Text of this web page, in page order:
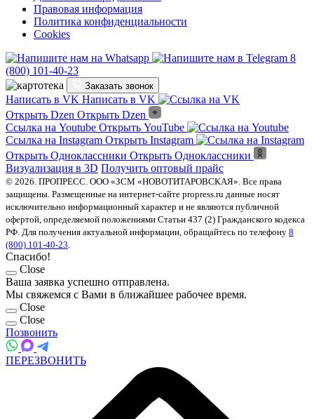
Правовая информация
Политика конфиденциальности
Cookies
8
(800) 101-40-23
Заказать звонок
Написать в VK Написать в VK
Открыть Dzen Открыть Dzen
Ссылка на Youtube Открыть YouTube
Ссылка на Instagram Открыть Instagram
Открыть Одноклассники Открыть Одноклассники
Визуализация в 3D Получить оптовый прайс
© 2026. ПРОПРЕСС. ООО «ЗСМ «НОВОТИТАРОВСКАЯ». Все права
защищены. Размещенные на интернет-сайте propress.ru данные носят
исключительно информационный характер и не являются публичной
офертой, определяемой положениями Статьи 437 (2) Гражданского кодекса
РФ. Для получения актуальной информации, обращайтесь по телефону 8
(800) 101-40-23
Спасибо!
Close
Ваша заявка успешно отправлена.
Мы свяжемся с Вами в ближайшее рабочее время.
Close
Close
Позвонить
ПЕРЕЗВОНИТЬ